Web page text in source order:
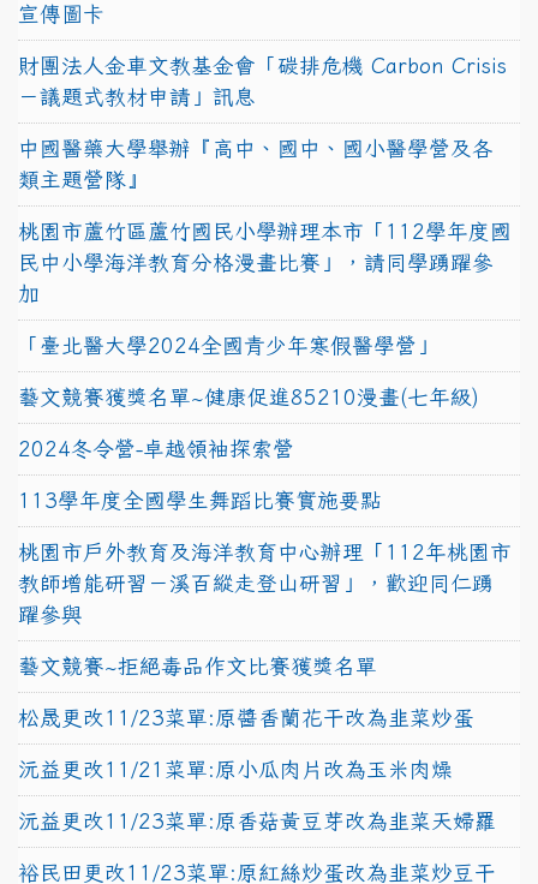
宣傳圖卡
財團法人金車文教基金會「碳排危機 Carbon Crisis
－議題式教材申請」訊息
中國醫藥大學舉辦『高中、國中、國小醫學營及各
類主題營隊』
桃園市蘆竹區蘆竹國民小學辦理本市「112學年度國
民中小學海洋教育分格漫畫比賽」，請同學踴躍參
加
「臺北醫大學2024全國青少年寒假醫學營」
藝文競賽獲獎名單~健康促進85210漫畫(七年級)
2024冬令營-卓越領袖探索營
113學年度全國學生舞蹈比賽實施要點
桃園市戶外教育及海洋教育中心辦理「112年桃園市
教師增能研習－溪百縱走登山研習」，歡迎同仁踴
躍參與
藝文競賽~拒絕毒品作文比賽獲獎名單
松晟更改11/23菜單:原醬香蘭花干改為韭菜炒蛋
沅益更改11/21菜單:原小瓜肉片改為玉米肉燥
沅益更改11/23菜單:原香菇黃豆芽改為韭菜天婦羅
裕民田更改11/23菜單:原紅絲炒蛋改為韭菜炒豆干